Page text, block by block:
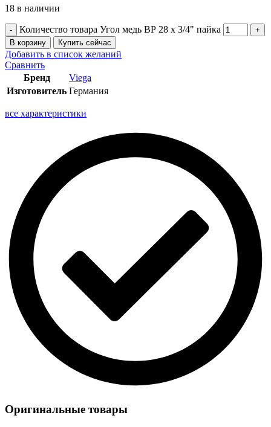
18 в наличии
Количество товара Угол медь ВР 28 х 3/4" пайка
В корзину Купить сейчас
Добавить в список желаний
Сравнить
Бренд
Viega
Изготовитель Германия
все характеристики
Оригинальные товары